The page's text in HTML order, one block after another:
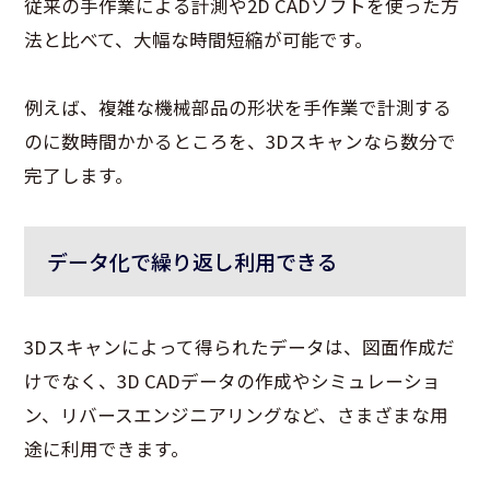
法と比べて、大幅な時間短縮が可能です。
例えば、複雑な機械部品の形状を手作業で計測する
のに数時間かかるところを、3Dスキャンなら数分で
完了します。
データ化で繰り返し利用できる
3Dスキャンによって得られたデータは、図面作成だ
けでなく、3D CADデータの作成やシミュレーショ
ン、リバースエンジニアリングなど、さまざまな用
途に利用できます。